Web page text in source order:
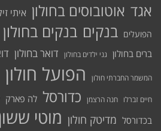
אגד אוטובוסים בחולון איתי
הפועלים בנקים בנקים בחולון
ברים בחולון גני ילדים בחולון דואר בחולון
המשמר החברתי חולון הפועל חולון
חיים זברלו חנה הרצמן כדורסל לה פארק
בכדורסל מדיטק חולון מוטי